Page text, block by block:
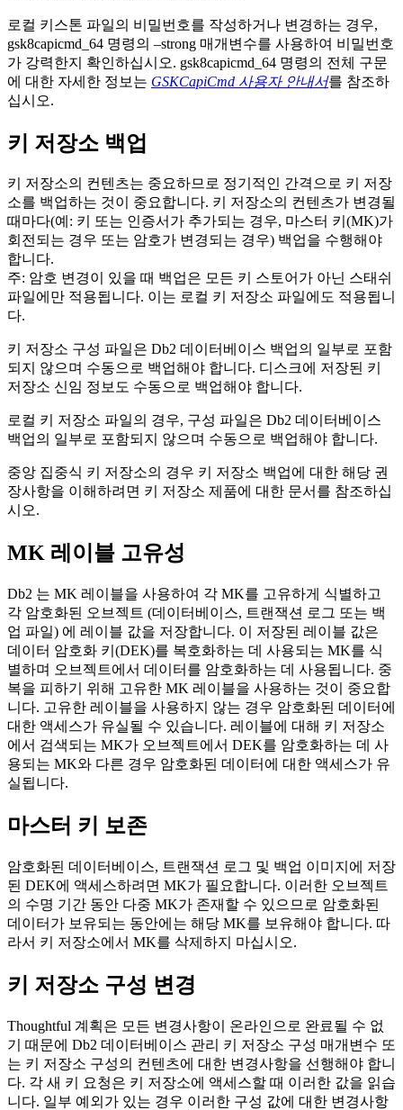
로컬 키스톤 파일의 비밀번호를 작성하거나 변경하는 경우,
gsk8capicmd_64 명령의 –strong 매개변수를 사용하여 비밀번호
가 강력한지 확인하십시오. gsk8capicmd_64 명령의 전체 구문
에 대한 자세한 정보는 GSKCapiCmd 사용자 안내서를 참조하
십시오.
키 저장소 백업
키 저장소의 컨텐츠는 중요하므로 정기적인 간격으로 키 저장
소를 백업하는 것이 중요합니다. 키 저장소의 컨텐츠가 변경될
때마다(예: 키 또는 인증서가 추가되는 경우, 마스터 키(MK)가
회전되는 경우 또는 암호가 변경되는 경우) 백업을 수행해야
합니다.
주: 암호 변경이 있을 때 백업은 모든 키 스토어가 아닌 스태쉬
파일에만 적용됩니다. 이는 로컬 키 저장소 파일에도 적용됩니
다.
키 저장소 구성 파일은 Db2 데이터베이스 백업의 일부로 포함
되지 않으며 수동으로 백업해야 합니다. 디스크에 저장된 키
저장소 신임 정보도 수동으로 백업해야 합니다.
로컬 키 저장소 파일의 경우, 구성 파일은 Db2 데이터베이스
백업의 일부로 포함되지 않으며 수동으로 백업해야 합니다.
중앙 집중식 키 저장소의 경우 키 저장소 백업에 대한 해당 권
장사항을 이해하려면 키 저장소 제품에 대한 문서를 참조하십
시오.
MK 레이블 고유성
Db2 는 MK 레이블을 사용하여 각 MK를 고유하게 식별하고
각 암호화된 오브젝트 (데이터베이스, 트랜잭션 로그 또는 백
업 파일) 에 레이블 값을 저장합니다. 이 저장된 레이블 값은
데이터 암호화 키(DEK)를 복호화하는 데 사용되는 MK를 식
별하며 오브젝트에서 데이터를 암호화하는 데 사용됩니다. 중
복을 피하기 위해 고유한 MK 레이블을 사용하는 것이 중요합
니다. 고유한 레이블을 사용하지 않는 경우 암호화된 데이터에
대한 액세스가 유실될 수 있습니다. 레이블에 대해 키 저장소
에서 검색되는 MK가 오브젝트에서 DEK를 암호화하는 데 사
용되는 MK와 다른 경우 암호화된 데이터에 대한 액세스가 유
실됩니다.
마스터 키 보존
암호화된 데이터베이스, 트랜잭션 로그 및 백업 이미지에 저장
된 DEK에 액세스하려면 MK가 필요합니다. 이러한 오브젝트
의 수명 기간 동안 다중 MK가 존재할 수 있으므로 암호화된
데이터가 보유되는 동안에는 해당 MK를 보유해야 합니다. 따
라서 키 저장소에서 MK를 삭제하지 마십시오.
키 저장소 구성 변경
Thoughtful 계획은 모든 변경사항이 온라인으로 완료될 수 없
기 때문에 Db2 데이터베이스 관리 키 저장소 구성 매개변수 또
는 키 저장소 구성의 컨텐츠에 대한 변경사항을 선행해야 합니
다. 각 새 키 요청은 키 저장소에 액세스할 때 이러한 값을 읽습
니다. 일부 예외가 있는 경우 이러한 구성 값에 대한 변경사항